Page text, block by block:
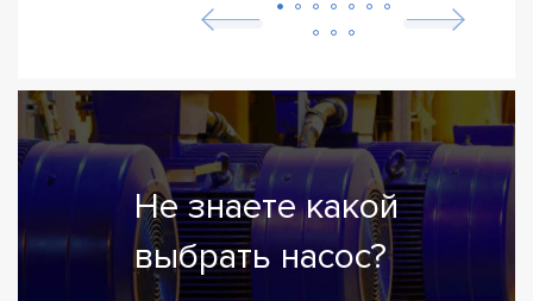
Не знаете какой
выбрать насос?